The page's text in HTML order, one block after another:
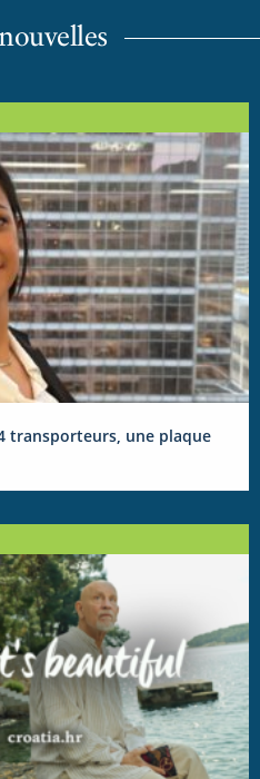
transporteurs, une plaque